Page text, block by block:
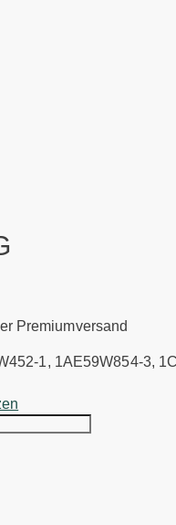
Premiumversand
1, 1AE59W854-3,